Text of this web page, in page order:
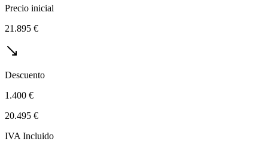
Precio inicial
21.895 €
Descuento
1.400 €
20.495 €
IVA Incluido